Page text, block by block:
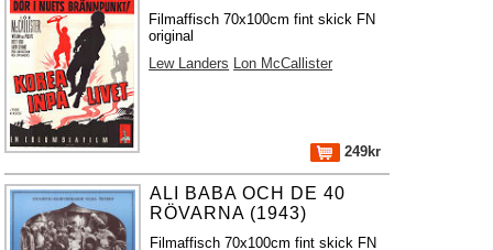
Filmaffisch 70x100cm fint skick FN
original
Lew Landers Lon McCallister
249kr
ALI BABA OCH DE 40
RÖVARNA (1943)
Filmaffisch 70x100cm fint skick FN